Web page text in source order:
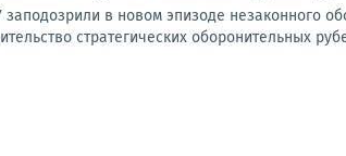
в новом эпизоде незаконного
стратегических оборонительных